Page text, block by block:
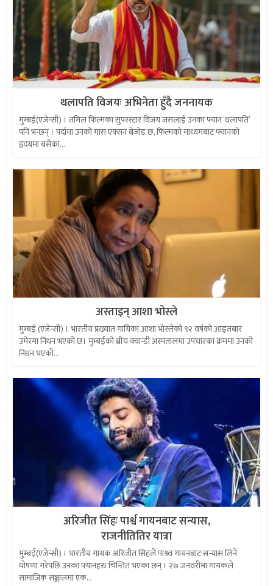
थलापति विजयः अभिनेता हुँदै जननायक
मुम्बई(एजेन्सी) । तमिल फिल्मका सुपरस्टार विजय जसलाई उनका फ्यान ‘थलापति’
पनि भन्छन् । पर्दामा उनको मास एक्सन बेजोड छ, फिल्मको माध्यमबाट फ्यानको
हृदयमा बसेका...
अस्ताइन् आशा भोस्ले
मुम्बई (एजेन्सी) । भारतीय प्रख्यात गायिका आशा भोस्लेको ९२ वर्षको आइतबार
उमेरमा निधन भएको छ। मुम्बईकाे ब्रीच क्यान्डी अस्पतालमा उपचारका क्रममा उनको
निधन भएको...
अरिजीत सिंहः पार्श्व गायनबाट सन्यास,
राजनीतितिर यात्रा
मुम्बई(एजेन्सी) । भारतीय गायक अरिजीत सिंहले पाश्र्व गायनबाट सन्यास लिने
घोषणा गरेपछि उनका फ्यानहरु चिन्तित भएका छन् । २७ जनवरीमा गायकले
सामाजिक सञ्जालमा एक...